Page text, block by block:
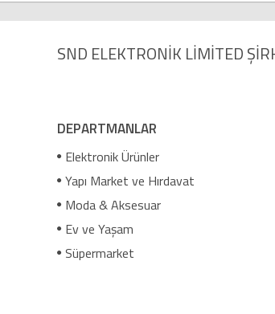
SND ELEKTRONİK LİMİTED
DEPARTMANLAR
Elektronik Ürünler
Yapı Market ve Hırdavat
Moda & Aksesuar
Ev ve Yaşam
Süpermarket